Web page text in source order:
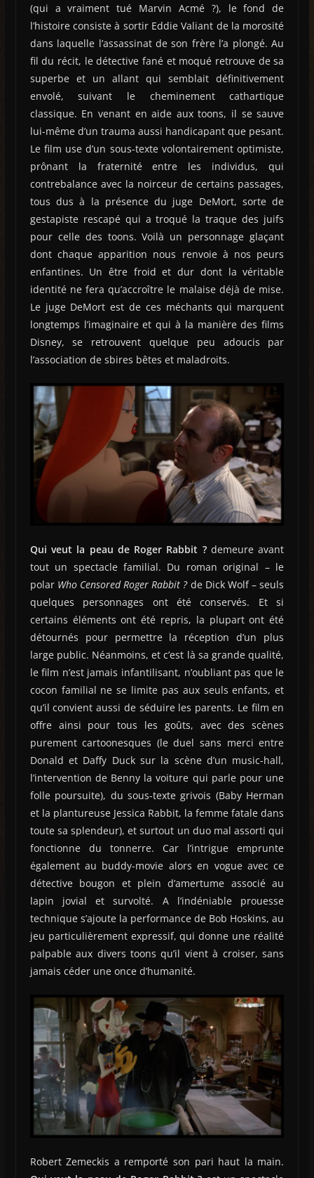
(qui a vraiment tué Marvin Acmé ?), le fond de
l’histoire consiste à sortir Eddie Valiant de la morosité
dans laquelle l’assassinat de son frère l’a plongé. Au
fil du récit, le détective fané et moqué retrouve de sa
superbe et un allant qui semblait définitivement
envolé, suivant le cheminement cathartique
classique. En venant en aide aux toons, il se sauve
lui-même d’un trauma aussi handicapant que pesant.
Le film use d’un sous-texte volontairement optimiste,
prônant la fraternité entre les individus, qui
contrebalance avec la noirceur de certains passages,
tous dus à la présence du juge DeMort, sorte de
gestapiste rescapé qui a troqué la traque des juifs
pour celle des toons. Voilà un personnage glaçant
dont chaque apparition nous renvoie à nos peurs
enfantines. Un être froid et dur dont la véritable
identité ne fera qu’accroître le malaise déjà de mise.
Le juge DeMort est de ces méchants qui marquent
longtemps l’imaginaire et qui à la manière des films
Disney, se retrouvent quelque peu adoucis par
l’association de sbires bêtes et maladroits.
Qui veut la peau de Roger Rabbit ?demeure avant
tout un spectacle familial. Du roman original – le
polar Who Censored Roger Rabbit ?de Dick Wolf – seuls
quelques personnages ont été conservés. Et si
certains éléments ont été repris, la plupart ont été
détournés pour permettre la réception d’un plus
large public. Néanmoins, et c’est là sa grande qualité,
le film n’est jamais infantilisant, n’oubliant pas que le
cocon familial ne se limite pas aux seuls enfants, et
qu’il convient aussi de séduire les parents. Le film en
offre ainsi pour tous les goûts, avec des scènes
purement cartoonesques (le duel sans merci entre
Donald et Daffy Duck sur la scène d’un music-hall,
l’intervention de Benny la voiture qui parle pour une
folle poursuite), du sous-texte grivois (Baby Herman
et la plantureuse Jessica Rabbit, la femme fatale dans
toute sa splendeur), et surtout un duo mal assorti qui
fonctionne du tonnerre. Car l’intrigue emprunte
également au buddy-movie alors en vogue avec ce
détective bougon et plein d’amertume associé au
lapin jovial et survolté. A l’indéniable prouesse
technique s’ajoute la performance de Bob Hoskins, au
jeu particulièrement expressif, qui donne une réalité
palpable aux divers toons qu’il vient à croiser, sans
jamais céder une once d’humanité.
Robert Zemeckis a remporté son pari haut la main.